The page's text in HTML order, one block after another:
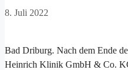
8. Juli 2022
Bad Driburg. Nach dem Ende
Heinrich Klinik GmbH & Co.